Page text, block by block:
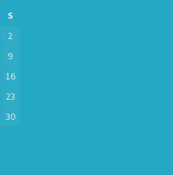
S
2
9
16
23
30